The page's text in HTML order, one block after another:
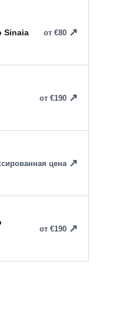
Sinaia от €80
от €190
цена
от €190